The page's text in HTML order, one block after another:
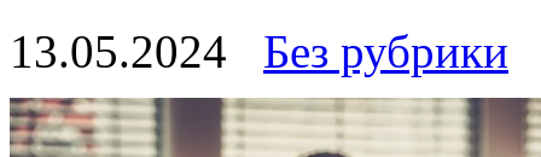
13.05.2024 Без рубрики